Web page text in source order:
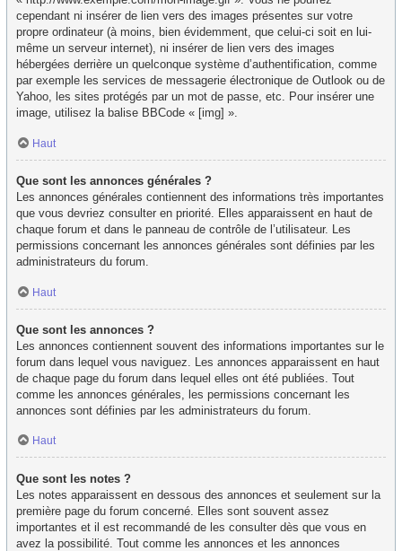
cependant ni insérer de lien vers des images présentes sur votre
propre ordinateur (à moins, bien évidemment, que celui-ci soit en lui-
même un serveur internet), ni insérer de lien vers des images
hébergées derrière un quelconque système d’authentification, comme
par exemple les services de messagerie électronique de Outlook ou de
Yahoo, les sites protégés par un mot de passe, etc. Pour insérer une
image, utilisez la balise BBCode « [img] ».
Haut
Que sont les annonces générales ?
Les annonces générales contiennent des informations très importantes
que vous devriez consulter en priorité. Elles apparaissent en haut de
chaque forum et dans le panneau de contrôle de l’utilisateur. Les
permissions concernant les annonces générales sont définies par les
administrateurs du forum.
Haut
Que sont les annonces ?
Les annonces contiennent souvent des informations importantes sur le
forum dans lequel vous naviguez. Les annonces apparaissent en haut
de chaque page du forum dans lequel elles ont été publiées. Tout
comme les annonces générales, les permissions concernant les
annonces sont définies par les administrateurs du forum.
Haut
Que sont les notes ?
Les notes apparaissent en dessous des annonces et seulement sur la
première page du forum concerné. Elles sont souvent assez
importantes et il est recommandé de les consulter dès que vous en
avez la possibilité. Tout comme les annonces et les annonces